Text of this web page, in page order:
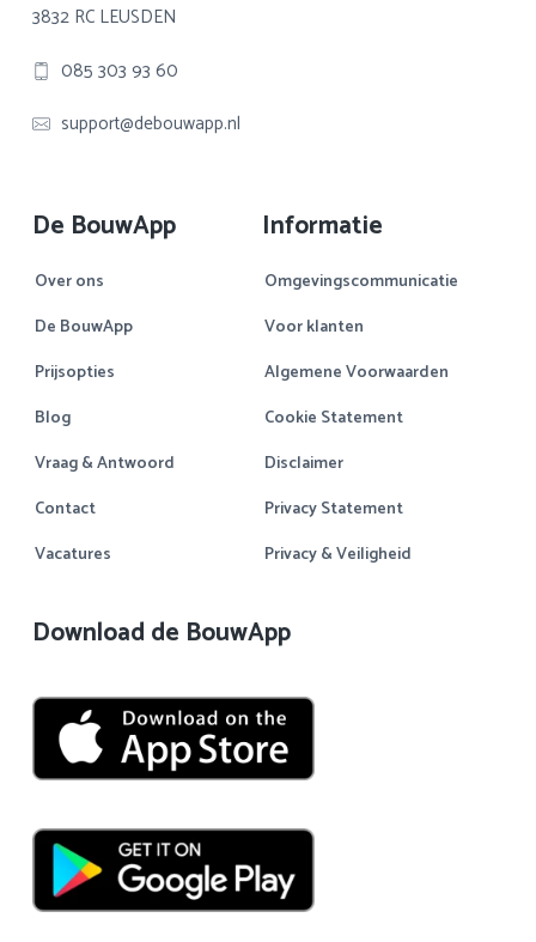
3832 RC LEUSDEN
085 303 93 60
support@debouwapp.nl
De BouwApp
Over ons
De BouwApp
Prijsopties
Blog
Vraag & Antwoord
Contact
Vacatures
Informatie
Omgevingscommunicatie
Voor klanten
Algemene Voorwaarden
Cookie Statement
Disclaimer
Privacy Statement
Privacy & Veiligheid
Download de BouwApp